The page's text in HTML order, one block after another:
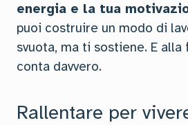
energia e la tua
puoi costruire un modo di
svuota, ma ti sostiene. E
conta davvero.
Rallentare per